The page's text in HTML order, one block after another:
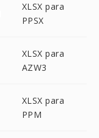
XLSX para
PPSX
XLSX para
AZW3
XLSX para
PPM